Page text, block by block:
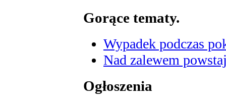
Gorące tematy.
Wypadek podczas
Nad zalewem
Ogłoszenia